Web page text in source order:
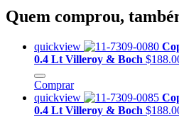
Quem comprou,
quickview
0.4 Lt Villeroy & Boch
Comprar
quickview
0.4 Lt Villeroy & Boch